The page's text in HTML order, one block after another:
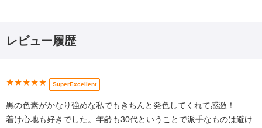
レビュー履歴
★★★★★ SuperExcellent
黒の色素がかなり強めな私でもきちんと発色してくれて感激！
着け心地も好きでした。年齢も30代ということで派手なものは避け